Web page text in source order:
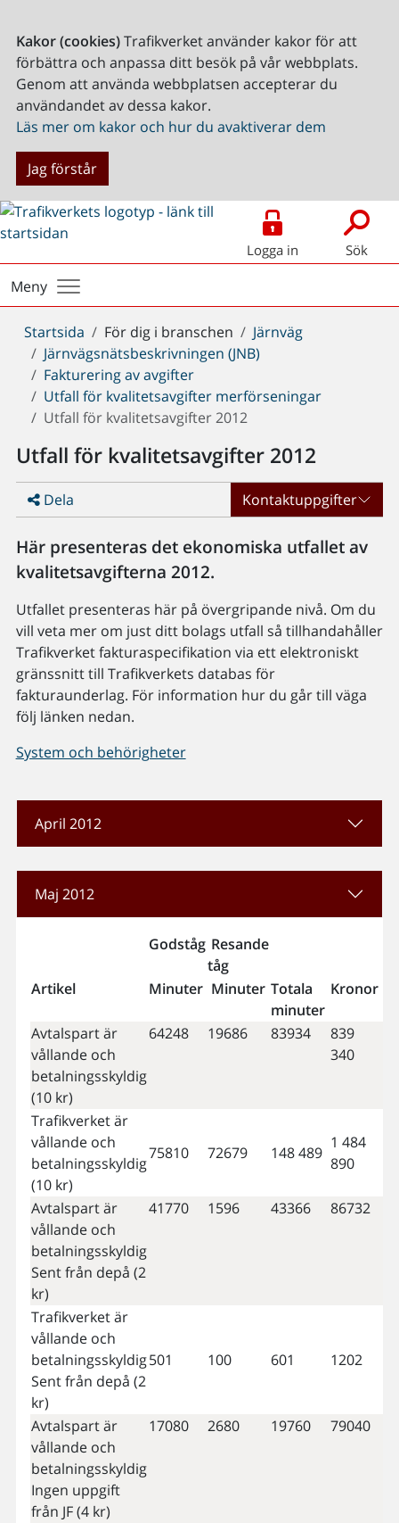
Kakor (cookies)Trafikverket använder kakor för att
förbättra och anpassa ditt besök på vår webbplats.
Genom att använda webbplatsen accepterar du
användandet av dessa kakor.
Läs mer om kakor och hur du avaktiverar dem
Jag förstår
Logga in Sök
Meny
Du
är
här:
Startsida För dig i branschen
Järnväg
Järnvägsnätsbeskrivningen (JNB)
Fakturering av avgifter
Utfall för kvalitetsavgifter merförseningar
Utfall för kvalitetsavgifter 2012
Utfall för kvalitetsavgifter 2012
Dela Kontaktuppgifter
Här presenteras det ekonomiska utfallet av
kvalitetsavgifterna 2012.
Utfallet presenteras här på övergripande nivå. Om du
vill veta mer om just ditt bolags utfall så tillhandahåller
Trafikverket fakturaspecifikation via ett elektroniskt
gränssnitt till Trafikverkets databas för
fakturaunderlag. För information hur du går till väga
följ länken nedan.
System och behörigheter
April 2012
Maj 2012
Godståg Resande
tåg
Artikel
Minuter Minuter Totala
minuter
Kronor
Avtalspart är
vållande och
betalningsskyldig
(10 kr)
64248 19686 83934
839
340
Trafikverket är
vållande och
betalningsskyldig
(10 kr)
75810 72679 148 489
1 484
890
Avtalspart är
vållande och
betalningsskyldig
Sent från depå (2
kr)
41770 1596 43366 86732
Trafikverket är
vållande och
betalningsskyldig
Sent från depå (2
kr)
501 100 601 1202
Avtalspart är
vållande och
betalningsskyldig
Ingen uppgift
från JF (4 kr)
17080 2680 19760 79040